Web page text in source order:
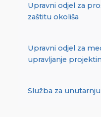
Upravni odjel za
zaštitu okoliša
Upravni odjel za
upravljanje
Služba za